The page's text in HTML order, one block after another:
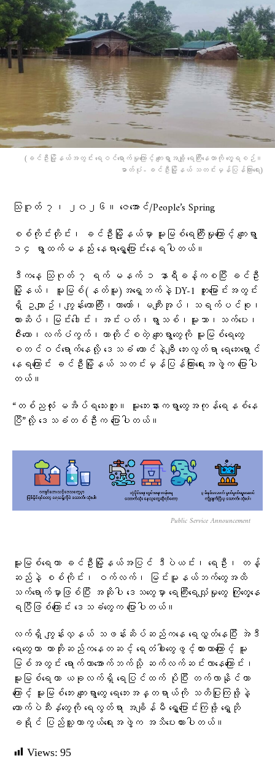
(ခင်ဦးမြို့နယ်အတွင်း ရေဝင်ရောက်မှုကြောင့် ကျေးရွာအချို့ ရေကြီးနေတာကို တွေ့ရစဉ်။
ဓာတ်ပုံ - ခင်ဦးမြို့နယ် သတင်းမှန်ပြန်ကြားရေး)
သြဂူတ် ၇၊ ၂၀၂၆။ ဇေအောင်/People’s Spring
စစ်ကိုင်းတိုင်း၊ ခင်ဦးမြို့နယ်မှာ မူးမြစ်ရေကြီးမှုကြောင့် ကျေးရွာ
၁၄ ရွာထက်မနည်း နေရာရွှေ့ပြောင်းနေရပါတယ်။
ဒီကနေ့ သြဂုတ် ၇ ရက် မနက် ၁ နာရီခန့်ကစပြီး ခင်ဦး
မြို့နယ်၊ မူးမြစ်(နတ်မူး)အရှေ့ဘက်နဲ့ DY-1 တူးမြောင်းအတွင်း
ရှိ ဥယျာဥ်၊ကျွန်းတောကြီး၊ယာတော်၊မကျီးအုပ်၊သရက်ပင်စု၊
ကားဆိပ်၊မြင်းဒေါင်း၊အင်းပတ်၊ရွာသစ်၊မူးသာ၊သက်ပေး၊
ဇီးတော၊လက်ပံကွက်၊တာတိုင်စတဲ့ ကျေးရွာတွေကို မူးမြစ်ရေတွေ
စတင်ဝင်ရောက်နေလို့ ဒေသခံ ထောင်နဲ့ချီ ဘေးလွတ်ရာ ရေဘေးရှောင်
နေရကြောင်း ခင်ဦးမြို့နယ် သတင်းမှန်ပြန်ကြားရေးအဖွဲ့က ပြောပါ
တယ်။
“တစ်ညလုံး မအိပ်ရသေးဘူး။ မူးဘေးနားကရွာတွေအကုန်ရေနစ်နေ
ပြီ”လို့ ဒေသခံတစ်ဦးက ပြောပါတယ်။
Public Service Announcement
မူးမြစ်ရေဟာ ခင်ဦးမြို့နယ်အပြင် ဒီပဲယင်း၊ ရေဦး၊ တန့်
ဆည်နဲ့ စစ်ကိုင်း၊ ဝက်လက်၊ မြင်းမူနယ်ဘက်တွေအထိ
သက်ရောက်မှာဖြစ်ပြီး အဆိုပါ ဒေသတွေမှာ ရေကြီးရေလျှံမှုတွေ ကြုံတွေ့နေ
ရပြီဖြစ်ကြောင်း ဒေသခံတွေက ပြောပါတယ်​။
လက်ရှိ ကျွန်းလှနယ် သဖန်းဆိပ်ဆည်ကနေ ရေလွှတ်နေပြီး အဲဒီ
ရေတွေဟာ ကာဘိုးဆည်ကနေတဆင့် ရေတံခါးတွေဖွင့်ထားတာကြောင့် မူး
မြစ်အတွင်း ရောက်ကာအောက်ဘက်သို့ ဆက်လက်ဆင်းလာနေကြောင်း၊
မူးမြစ်ရေဟာ ယခုလက်ရှိ ရေပြင်ထက် ပိုပြီး တက်လာနိုင်တာ
ကြောင့် မူးမြစ်ဘေး ကျေးရွာတွေ ရေဘေးအန္တရာယ်ကို သတိပြုကြဖို့နဲ့
ကောက်ပဲသီးနှံတွေကို ရေလွတ်ရာ အချိန်မီ ရွှေ့ပြောင်းကြဖို့ ရွှေဘို
ခရိုင် ပြည်သူ့ကာကွယ်ရေးအဖွဲ့က အသိပေးထားပါတယ်။
Views: 95